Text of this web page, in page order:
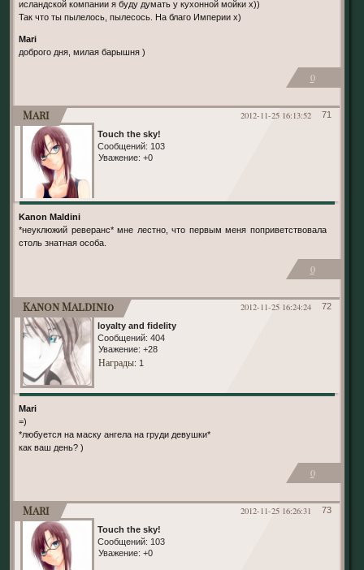
исландской компании я буду думать у кухонной мойки х))
Так что ты пылелось, пылесось. На благо Империи х)
Mari
доброго дня, милая барышня )
0
71
2012-11-25 16:13:52
Mari
Touch the sky!
Сообщений: 103
Уважение: +0
Kanon Maldini
*неуклюжий реверанс* мне лестно, что первым меня поприветствовала
столь знатная особа.
0
72
2012-11-25 16:24:24
Kanon Maldini0
loyalty and fidelity
Сообщений: 404
Уважение: +28
Награды: 1
Mari
=)
*любуется на маску ангела на груди девушки*
как ваш день? )
0
73
2012-11-25 16:26:31
Mari
Touch the sky!
Сообщений: 103
Уважение: +0